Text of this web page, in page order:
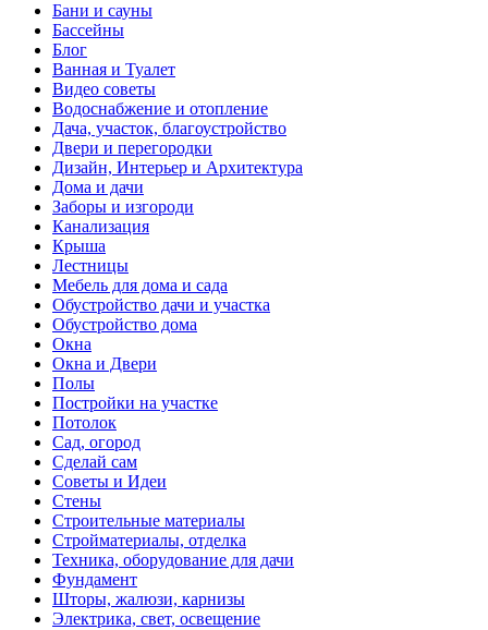
Бани и сауны
Бассейны
Блог
Ванная и Туалет
Видео советы
Водоснабжение и отопление
Дача, участок, благоустройство
Двери и перегородки
Дизайн, Интерьер и Архитектура
Дома и дачи
Заборы и изгороди
Канализация
Крыша
Лестницы
Мебель для дома и сада
Обустройство дачи и участка
Обустройство дома
Окна
Окна и Двери
Полы
Постройки на участке
Потолок
Сад, огород
Сделай сам
Советы и Идеи
Стены
Строительные материалы
Стройматериалы, отделка
Техника, оборудование для дачи
Фундамент
Шторы, жалюзи, карнизы
Электрика, свет, освещение